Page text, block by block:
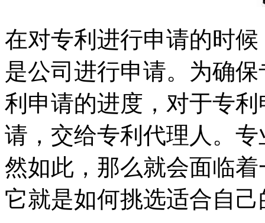
在对专利进行申请的时
是公司进行申请。为确
利申请的进度，对于专
请，交给专利代理人。
然如此，那么就会面临
它就是如何挑选适合自